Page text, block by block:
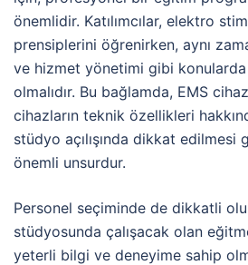
önemlidir. Katılımcılar, elektro
prensiplerini öğrenirken, aynı
ve hizmet yönetimi gibi
olmalıdır. Bu bağlamda, EMS
cihazların teknik özellikleri
stüdyo açılışında dikkat edilmesi
önemli unsurdur.
Personel seçiminde de dikkatli
stüdyosunda çalışacak olan
yeterli bilgi ve deneyime sahip